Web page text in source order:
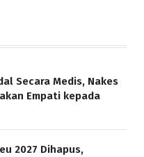
Secara Medis, Nakes
Empati kepada
2027 Dihapus,